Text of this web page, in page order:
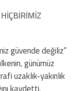
güvende değiliz”
günümüz
uzaklık-yakınlık
kaydetti.